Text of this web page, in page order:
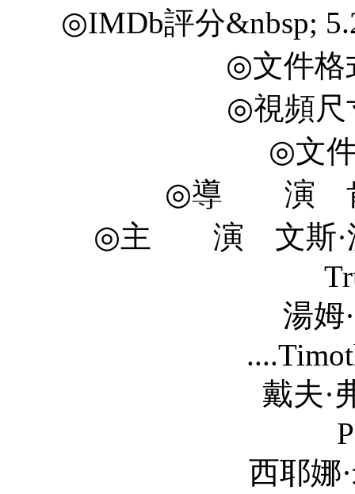
◎IMDb評分&nbsp;
◎文件
◎視頻尺
◎文
◎導 演 肯·
◎主 演 文斯·沃
湯姆·威爾
戴夫·弗蘭科
西耶娜·米勒